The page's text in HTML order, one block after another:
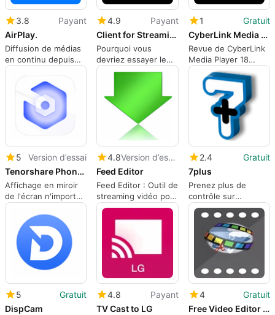
3.8
Payant
AirPlay.
Diffusion de médias
en continu depuis
votre iPhone, iPad
ou Mac avec AirPlay.
4.9
Payant
Client for Streaming PRO
Pourquoi vous
devriez essayer le
client pour le
1
Gratuit
CyberLink Media Player 18 Essential
Revue de CyberLink
Media Player 18
Essential
5
Version d’essai
Tenorshare Phone Mirror
Affichage en miroir
de l'écran n'importe
quand, n'importe où.
4.8
Version d’essai
Feed Editor
Feed Editor : Outil de
streaming vidéo pour
Windows
2.4
Gratuit
7plus
Prenez plus de
contrôle sur
Windows.
5
Gratuit
DispCam
4.8
Payant
TV Cast to LG
4
Gratuit
Free Video Editor & Movie Maker